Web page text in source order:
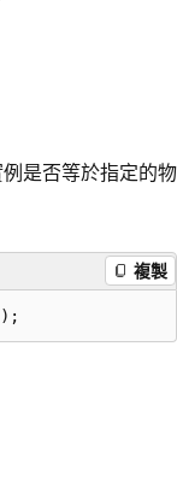
是否等於指定的物
複製